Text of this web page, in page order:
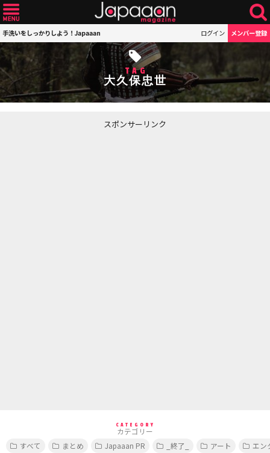
手洗いをしっかりしよう！Japaaan ログイン メンバー登録
TAG
大久保忠世
スポンサーリンク
CATEGORY
カテゴリー
すべて
まとめ Japaaan PR _終了_ アート エン